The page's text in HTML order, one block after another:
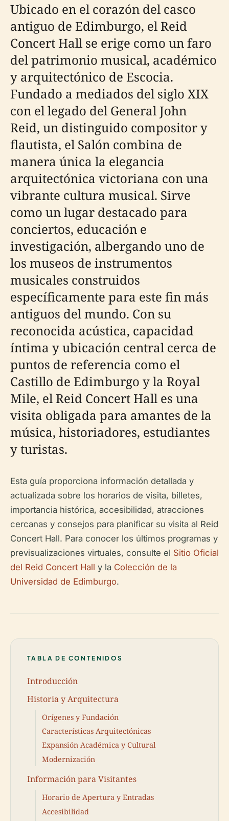
Ubicado en el corazón del casco
antiguo de Edimburgo, el Reid
Concert Hall se erige como un faro
del patrimonio musical, académico
y arquitectónico de Escocia.
Fundado a mediados del siglo XIX
con el legado del General John
Reid, un distinguido compositor y
flautista, el Salón combina de
manera única la elegancia
arquitectónica victoriana con una
vibrante cultura musical. Sirve
como un lugar destacado para
conciertos, educación e
investigación, albergando uno de
los museos de instrumentos
musicales construidos
específicamente para este fin más
antiguos del mundo. Con su
reconocida acústica, capacidad
íntima y ubicación central cerca de
puntos de referencia como el
Castillo de Edimburgo y la Royal
Mile, el Reid Concert Hall es una
visita obligada para amantes de la
música, historiadores, estudiantes
y turistas.
Esta guía proporciona información detallada y
actualizada sobre los horarios de visita, billetes,
importancia histórica, accesibilidad, atracciones
cercanas y consejos para planificar su visita al Reid
Concert Hall. Para conocer los últimos programas y
previsualizaciones virtuales, consulte el Sitio Oficial
del Reid Concert Hall y la Colección de la
Universidad de Edimburgo.
TABLA DE CONTENIDOS
Introducción
Historia y Arquitectura
Orígenes y Fundación
Características Arquitectónicas
Expansión Académica y Cultural
Modernización
Información para Visitantes
Horario de Apertura y Entradas
Accesibilidad